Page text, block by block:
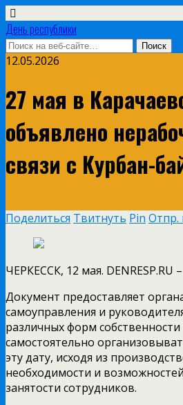
День республики
12.05.2026
27 мая в
объявлено
связи с Курбан-
Поделиться Твитнуть Pin Отпр.
ЧЕРКЕССК, 12 мая. DENRESP.RU –
Документ предоставляет
самоуправления и
различных форм
самостоятельно
эту дату, исходя из
необходимости и
занятости сотрудников.